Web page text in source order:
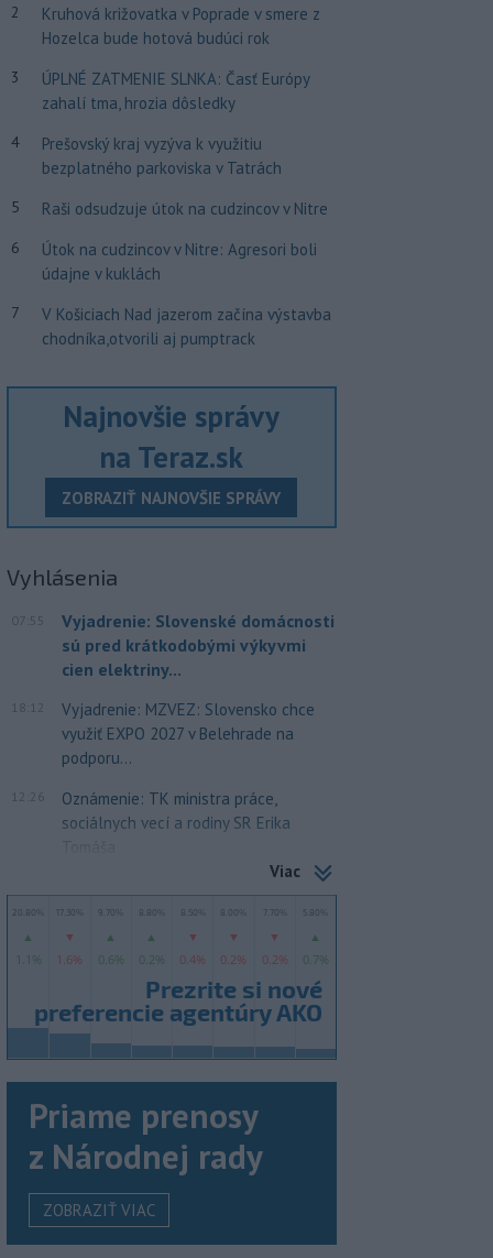
2
Kruhová križovatka v Poprade v smere z
Hozelca bude hotová budúci rok
3
ÚPLNÉ ZATMENIE SLNKA: Časť Európy
zahalí tma, hrozia dôsledky
4
Prešovský kraj vyzýva k využitiu
bezplatného parkoviska v Tatrách
5 Raši odsudzuje útok na cudzincov v Nitre
6
Útok na cudzincov v Nitre: Agresori boli
údajne v kuklách
7
V Košiciach Nad jazerom začína výstavba
chodníka,otvorili aj pumptrack
Najnovšie správy
na Teraz.sk
ZOBRAZIŤ NAJNOVŠIE SPRÁVY
Vyhlásenia
07:55
Vyjadrenie: Slovenské domácnosti
sú pred krátkodobými výkyvmi
cien elektriny...
18:12
Vyjadrenie: MZVEZ: Slovensko chce
využiť EXPO 2027 v Belehrade na
podporu...
12:26
Oznámenie: TK ministra práce,
sociálnych vecí a rodiny SR Erika
Tomáša
Viac
Priame prenosy
z Národnej rady
ZOBRAZIŤ VIAC